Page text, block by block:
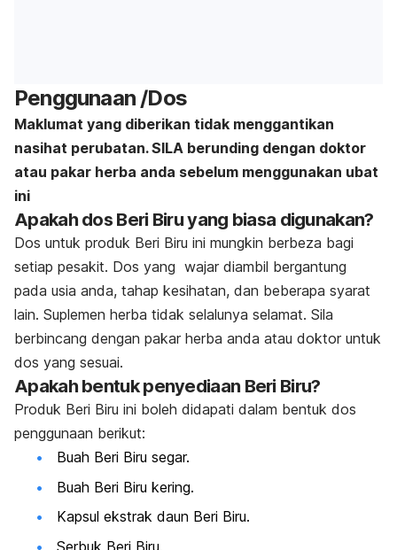
Penggunaan /Dos
Maklumat yang diberikan tidak menggantikan
nasihat perubatan. SILA berunding dengan doktor
atau pakar herba anda sebelum menggunakan ubat
ini
Apakah dos Beri Biru yang biasa digunakan?
Dos untuk produk Beri Biru ini mungkin berbeza bagi
setiap pesakit. Dos yang wajar diambil bergantung
pada usia anda, tahap kesihatan, dan beberapa syarat
lain. Suplemen herba tidak selalunya selamat. Sila
berbincang dengan pakar herba anda atau doktor untuk
dos yang sesuai.
Apakah bentuk penyediaan Beri Biru?
Produk Beri Biru ini boleh didapati dalam bentuk dos
penggunaan berikut:
Buah Beri Biru segar.
Buah Beri Biru kering.
Kapsul ekstrak daun Beri Biru.
Serbuk Beri Biru.